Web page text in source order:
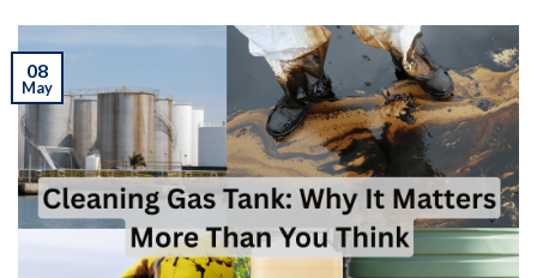
08
May